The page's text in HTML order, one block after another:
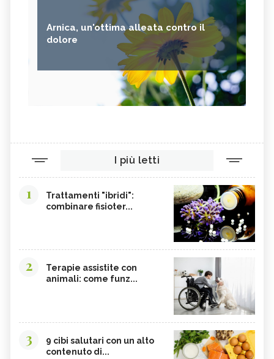
Arnica, un'ottima alleata contro il
dolore
I più letti
1
Trattamenti "ibridi":
combinare fisioter...
2
Terapie assistite con
animali: come funz...
3
9 cibi salutari con un alto
contenuto di...